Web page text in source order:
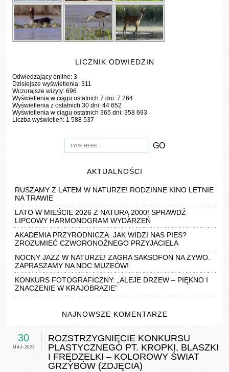
LICZNIK ODWIEDZIN
Odwiedzający online:3
Dzisiejsze wyświetlenia:311
Wczorajsze wizyty:696
Wyświetlenia w ciągu ostatnich 7 dni:7 264
Wyświetlenia z ostatnich 30 dni:44 652
Wyświetlenia w ciągu ostatnich 365 dni:358 693
Liczba wyświetleń: 1 588 537
AKTUALNOŚCI
RUSZAMY Z LATEM W NATURZE! RODZINNE KINO LETNIE
NA TRAWIE
LATO W MIEŚCIE 2026 Z NATURĄ 2000! SPRAWDŹ
LIPCOWY HARMONOGRAM WYDARZEŃ
AKADEMIA PRZYRODNICZA: JAK WIDZI NAS PIES?
ZROZUMIEĆ CZWORONOŻNEGO PRZYJACIELA
NOCNY JAZZ W NATURZE! ZAGRA SAKSOFON NA ŻYWO.
ZAPRASZAMY NA NOC MUZEÓW!
KONKURS FOTOGRAFICZNY: „ALEJE DRZEW – PIĘKNO I
ZNACZENIE W KRAJOBRAZIE”
NAJNOWSZE KOMENTARZE
30
MAJ-2023
ROZSTRZYGNIĘCIE KONKURSU
PLASTYCZNEGO PT. KROPKI, BLASZKI
I FRĘDZELKI – KOLOROWY ŚWIAT
GRZYBÓW (ZDJĘCIA)